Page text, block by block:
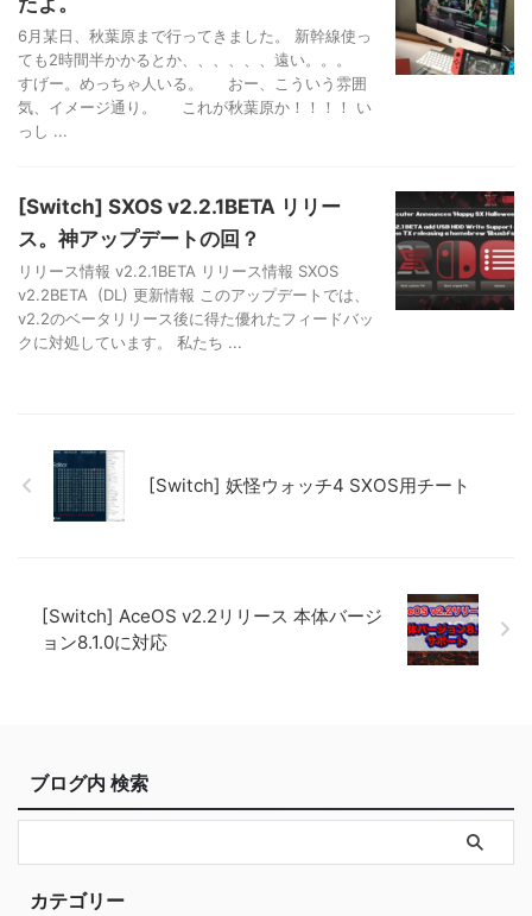
6月某日、秋葉原まで行ってきました。 新幹線使っ
ても2時間半かかるとか、、、、、、遠い。。。
すげー。めっちゃ人いる。 おー、こういう雰囲
気、イメージ通り。 これが秋葉原か！！！！ い
っし ...
[Switch] SXOS v2.2.1BETA リリー
ス。神アップデートの回？
リリース情報 v2.2.1BETA リリース情報 SXOS
v2.2BETA (DL) 更新情報 このアップデートでは、
v2.2のベータリリース後に得た優れたフィードバッ
クに対処しています。 私たち ...
[Switch] 妖怪ウォッチ4 SXOS用チート
[Switch] AceOS v2.2リリース 本体バージ
ョン8.1.0に対応
ブログ内 検索
カテゴリー